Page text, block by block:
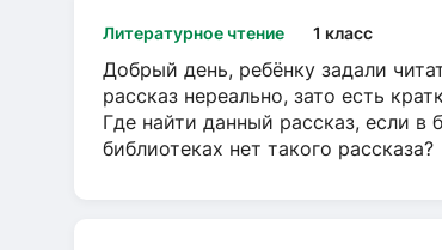
Литературное чтение 1 класс
Добрый день, ребёнку задали
рассказ нереально, зато есть
Где найти данный рассказ, если в
библиотеках нет такого рассказа?